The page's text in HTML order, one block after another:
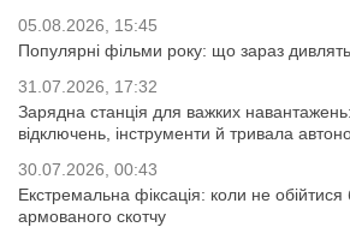
05.08.2026, 15:45
Популярні фільми року: що зараз
31.07.2026, 17:32
Зарядна станція для важких
відключень, інструменти й тривала
30.07.2026, 00:43
Екстремальна фіксація: коли не обійтися
армованого скотчу